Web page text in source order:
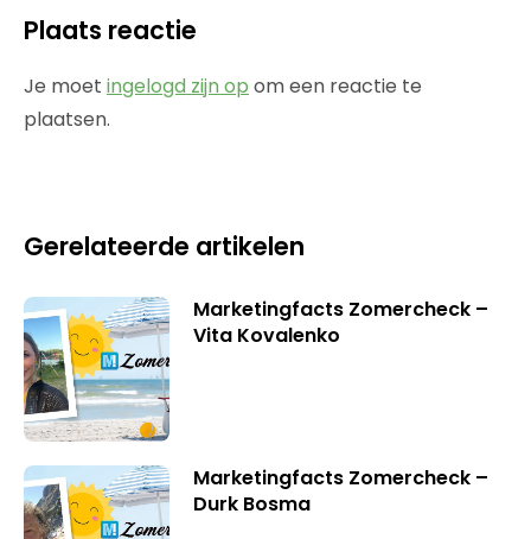
Plaats reactie
Je moet ingelogd zijn op om een reactie te
plaatsen.
Gerelateerde artikelen
Marketingfacts Zomercheck –
Vita Kovalenko
Marketingfacts Zomercheck –
Durk Bosma